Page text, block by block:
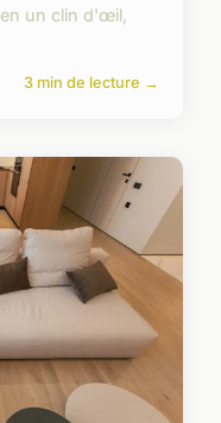
un clin d'œil,
3 min de lecture →